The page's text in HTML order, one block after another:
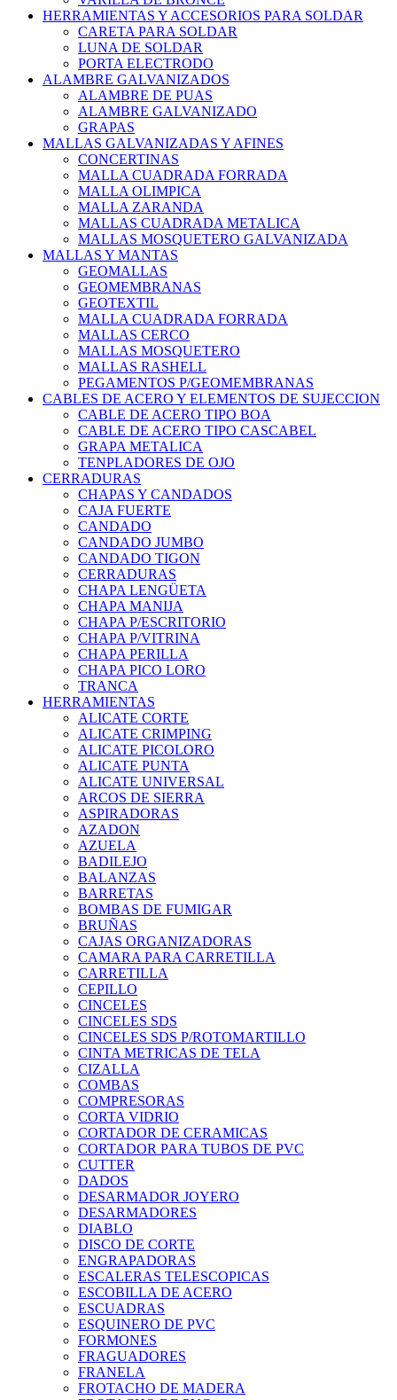
HERRAMIENTAS Y ACCESORIOS PARA SOLDAR
CARETA PARA SOLDAR
LUNA DE SOLDAR
PORTA ELECTRODO
ALAMBRE GALVANIZADOS
ALAMBRE DE PUAS
ALAMBRE GALVANIZADO
GRAPAS
MALLAS GALVANIZADAS Y AFINES
CONCERTINAS
MALLA CUADRADA FORRADA
MALLA OLIMPICA
MALLA ZARANDA
MALLAS CUADRADA METALICA
MALLAS MOSQUETERO GALVANIZADA
MALLAS Y MANTAS
GEOMALLAS
GEOMEMBRANAS
GEOTEXTIL
MALLA CUADRADA FORRADA
MALLAS CERCO
MALLAS MOSQUETERO
MALLAS RASHELL
PEGAMENTOS P/GEOMEMBRANAS
CABLES DE ACERO Y ELEMENTOS DE SUJECCION
CABLE DE ACERO TIPO BOA
CABLE DE ACERO TIPO CASCABEL
GRAPA METALICA
TENPLADORES DE OJO
CERRADURAS
CHAPAS Y CANDADOS
CAJA FUERTE
CANDADO
CANDADO JUMBO
CANDADO TIGON
CERRADURAS
CHAPA LENGÜETA
CHAPA MANIJA
CHAPA P/ESCRITORIO
CHAPA P/VITRINA
CHAPA PERILLA
CHAPA PICO LORO
TRANCA
HERRAMIENTAS
ALICATE CORTE
ALICATE CRIMPING
ALICATE PICOLORO
ALICATE PUNTA
ALICATE UNIVERSAL
ARCOS DE SIERRA
ASPIRADORAS
AZADON
AZUELA
BADILEJO
BALANZAS
BARRETAS
BOMBAS DE FUMIGAR
BRUÑAS
CAJAS ORGANIZADORAS
CAMARA PARA CARRETILLA
CARRETILLA
CEPILLO
CINCELES
CINCELES SDS
CINCELES SDS P/ROTOMARTILLO
CINTA METRICAS DE TELA
CIZALLA
COMBAS
COMPRESORAS
CORTA VIDRIO
CORTADOR DE CERAMICAS
CORTADOR PARA TUBOS DE PVC
CUTTER
DADOS
DESARMADOR JOYERO
DESARMADORES
DIABLO
DISCO DE CORTE
ENGRAPADORAS
ESCALERAS TELESCOPICAS
ESCOBILLA DE ACERO
ESCUADRAS
ESQUINERO DE PVC
FORMONES
FRAGUADORES
FRANELA
FROTACHO DE MADERA